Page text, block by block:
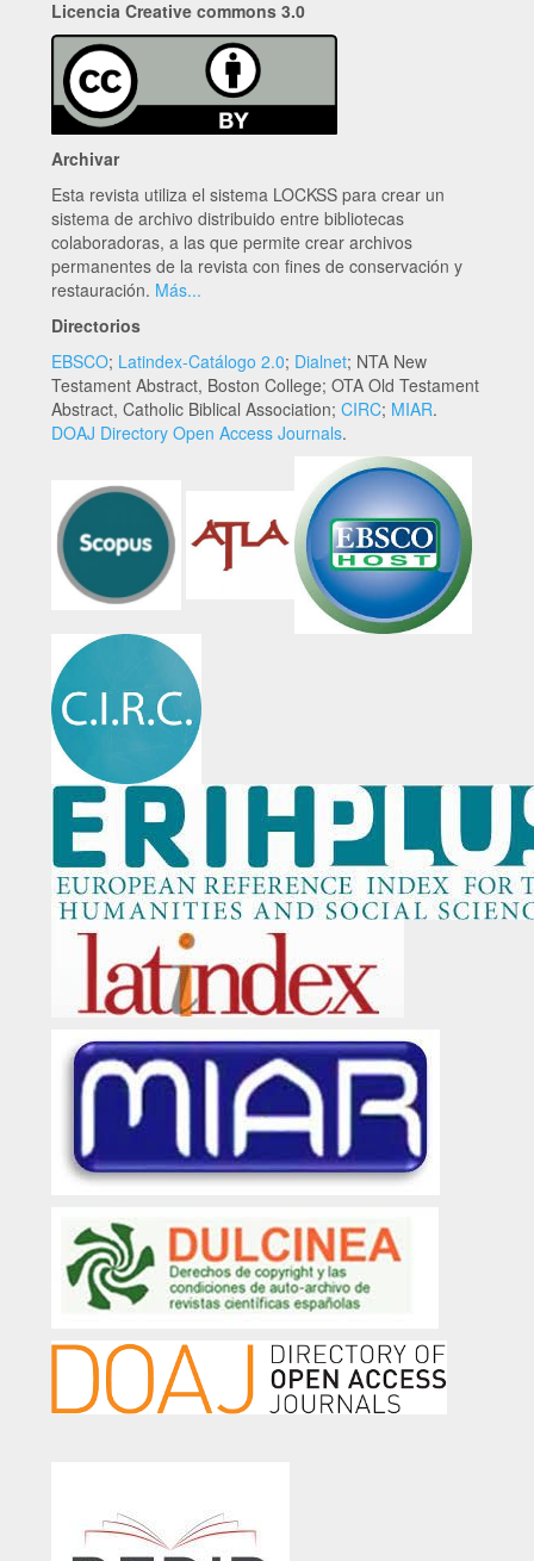
Licencia Creative commons 3.0
Archivar
Esta revista utiliza el sistema LOCKSS para crear un
sistema de archivo distribuido entre bibliotecas
colaboradoras, a las que permite crear archivos
permanentes de la revista con fines de conservación y
restauración. Más...
Directorios
EBSCO; Latindex-Catálogo 2.0; Dialnet; NTA New
Testament Abstract, Boston College; OTA Old Testament
Abstract, Catholic Biblical Association; CIRC; MIAR.
DOAJ Directory Open Access Journals.